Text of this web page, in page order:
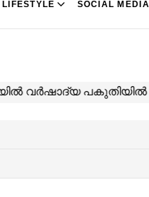
LIFESTYLE SOCIAL MEDIA